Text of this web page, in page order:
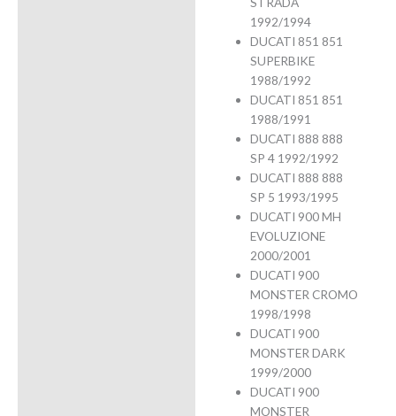
1992/1994
DUCATI 851 851
SUPERBIKE
1988/1992
DUCATI 851 851
1988/1991
DUCATI 888 888
SP 4 1992/1992
DUCATI 888 888
SP 5 1993/1995
DUCATI 900 MH
EVOLUZIONE
2000/2001
DUCATI 900
MONSTER CROMO
1998/1998
DUCATI 900
MONSTER DARK
1999/2000
DUCATI 900
MONSTER